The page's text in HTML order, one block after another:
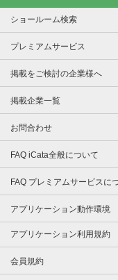
ショールーム検索
プレミアムサービス
掲載をご検討の企業様へ
掲載企業一覧
お問合わせ
FAQ iCata全般について
FAQ プレミアムサービスに
アプリケーション動作環境
アプリケーション利用規約
会員規約